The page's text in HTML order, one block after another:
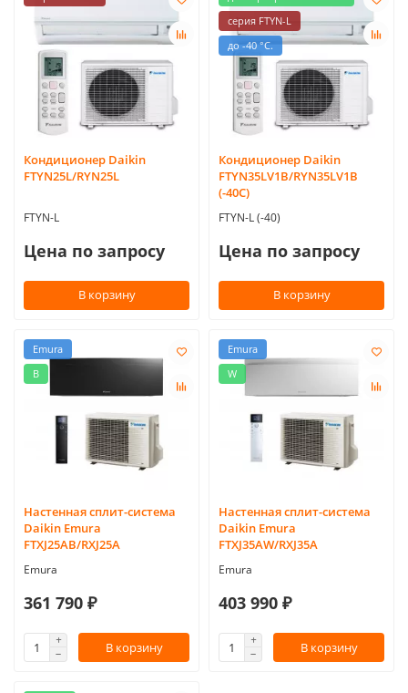
Кондиционер Daikin
FTYN25L/RYN25L
FTYN-L
Цена по запросу
В корзину
серия FTYN-L
до -40 °С.
Кондиционер Daikin
FTYN35LV1B/RYN35LV1B
(-40C)
FTYN-L (-40)
Цена по запросу
В корзину
Emura
B
Настенная сплит-система
Daikin Emura
FTXJ25AB/RXJ25A
Emura
361 790 ₽
В корзину
Emura
W
Настенная сплит-система
Daikin Emura
FTXJ35AW/RXJ35A
Emura
403 990 ₽
В корзину